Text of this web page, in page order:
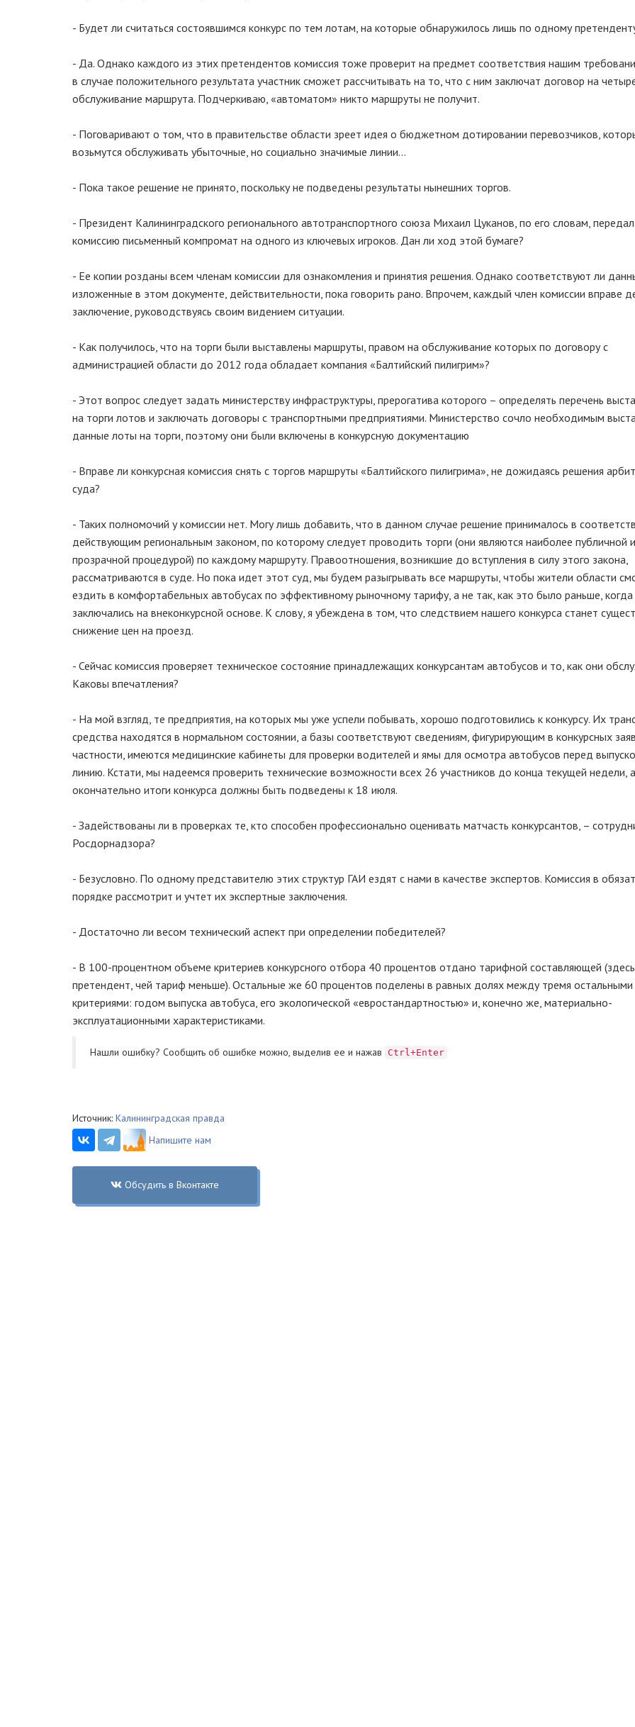
- Будет ли считаться состоявшимся конкурс по тем лотам, на которые обнаружилось лишь по одному
- Да. Однако каждого из этих претендентов комиссия тоже проверит на предмет соответствия нашим
в случае положительного результата участник сможет рассчитывать на то, что с ним заключат договор на
обслуживание маршрута. Подчеркиваю, «автоматом» никто маршруты не получит.
- Поговаривают о том, что в правительстве области зреет идея о бюджетном дотировании перевозчиков,
возьмутся обслуживать убыточные, но социально значимые линии...
- Пока такое решение не принято, поскольку не подведены результаты нынешних торгов.
- Президент Калининградского регионального автотранспортного союза Михаил Цуканов, по его словам,
комиссию письменный компромат на одного из ключевых игроков. Дан ли ход этой бумаге?
- Ее копии розданы всем членам комиссии для ознакомления и принятия решения. Однако соответствуют ли
изложенные в этом документе, действительности, пока говорить рано. Впрочем, каждый член комиссии вправе
заключение, руководствуясь своим видением ситуации.
- Как получилось, что на торги были выставлены маршруты, правом на обслуживание которых по договору с
администрацией области до 2012 года обладает компания «Балтийский пилигрим»?
- Этот вопрос следует задать министерству инфраструктуры, прерогатива которого – определять перечень
на торги лотов и заключать договоры с транспортными предприятиями. Министерство сочло необходимым
данные лоты на торги, поэтому они были включены в конкурсную документацию
- Вправе ли конкурсная комиссия снять с торгов маршруты «Балтийского пилигрима», не дожидаясь решения
суда?
- Таких полномочий у комиссии нет. Могу лишь добавить, что в данном случае решение принималось в
действующим региональным законом, по которому следует проводить торги (они являются наиболее публичной и
прозрачной процедурой) по каждому маршруту. Правоотношения, возникшие до вступления в силу этого закона,
рассматриваются в суде. Но пока идет этот суд, мы будем разыгрывать все маршруты, чтобы жители области
ездить в комфортабельных автобусах по эффективному рыночному тарифу, а не так, как это было раньше,
заключались на внеконкурсной основе. К слову, я убеждена в том, что следствием нашего конкурса станет
снижение цен на проезд.
- Сейчас комиссия проверяет техническое состояние принадлежащих конкурсантам автобусов и то, как они
Каковы впечатления?
- На мой взгляд, те предприятия, на которых мы уже успели побывать, хорошо подготовились к конкурсу. Их
средства находятся в нормальном состоянии, а базы соответствуют сведениям, фигурирующим в конкурсных
частности, имеются медицинские кабинеты для проверки водителей и ямы для осмотра автобусов перед
линию. Кстати, мы надеемся проверить технические возможности всех 26 участников до конца текущей недели, а
окончательно итоги конкурса должны быть подведены к 18 июля.
- Задействованы ли в проверках те, кто способен профессионально оценивать матчасть конкурсантов, –
Росдорнадзора?
- Безусловно. По одному представителю этих структур ГАИ ездят с нами в качестве экспертов. Комиссия в
порядке рассмотрит и учтет их экспертные заключения.
- Достаточно ли весом технический аспект при определении победителей?
- В 100-процентном объеме критериев конкурсного отбора 40 процентов отдано тарифной составляющей
претендент, чей тариф меньше). Остальные же 60 процентов поделены в равных долях между тремя остальными
критериями: годом выпуска автобуса, его экологической «евростандартностью» и, конечно же, материально-
эксплуатационными характеристиками.
Нашли ошибку? Cообщить об ошибке можно, выделив ее и нажав Ctrl+Enter
Источник: Калининградская правда
Напишите нам
Обсудить в Вконтакте